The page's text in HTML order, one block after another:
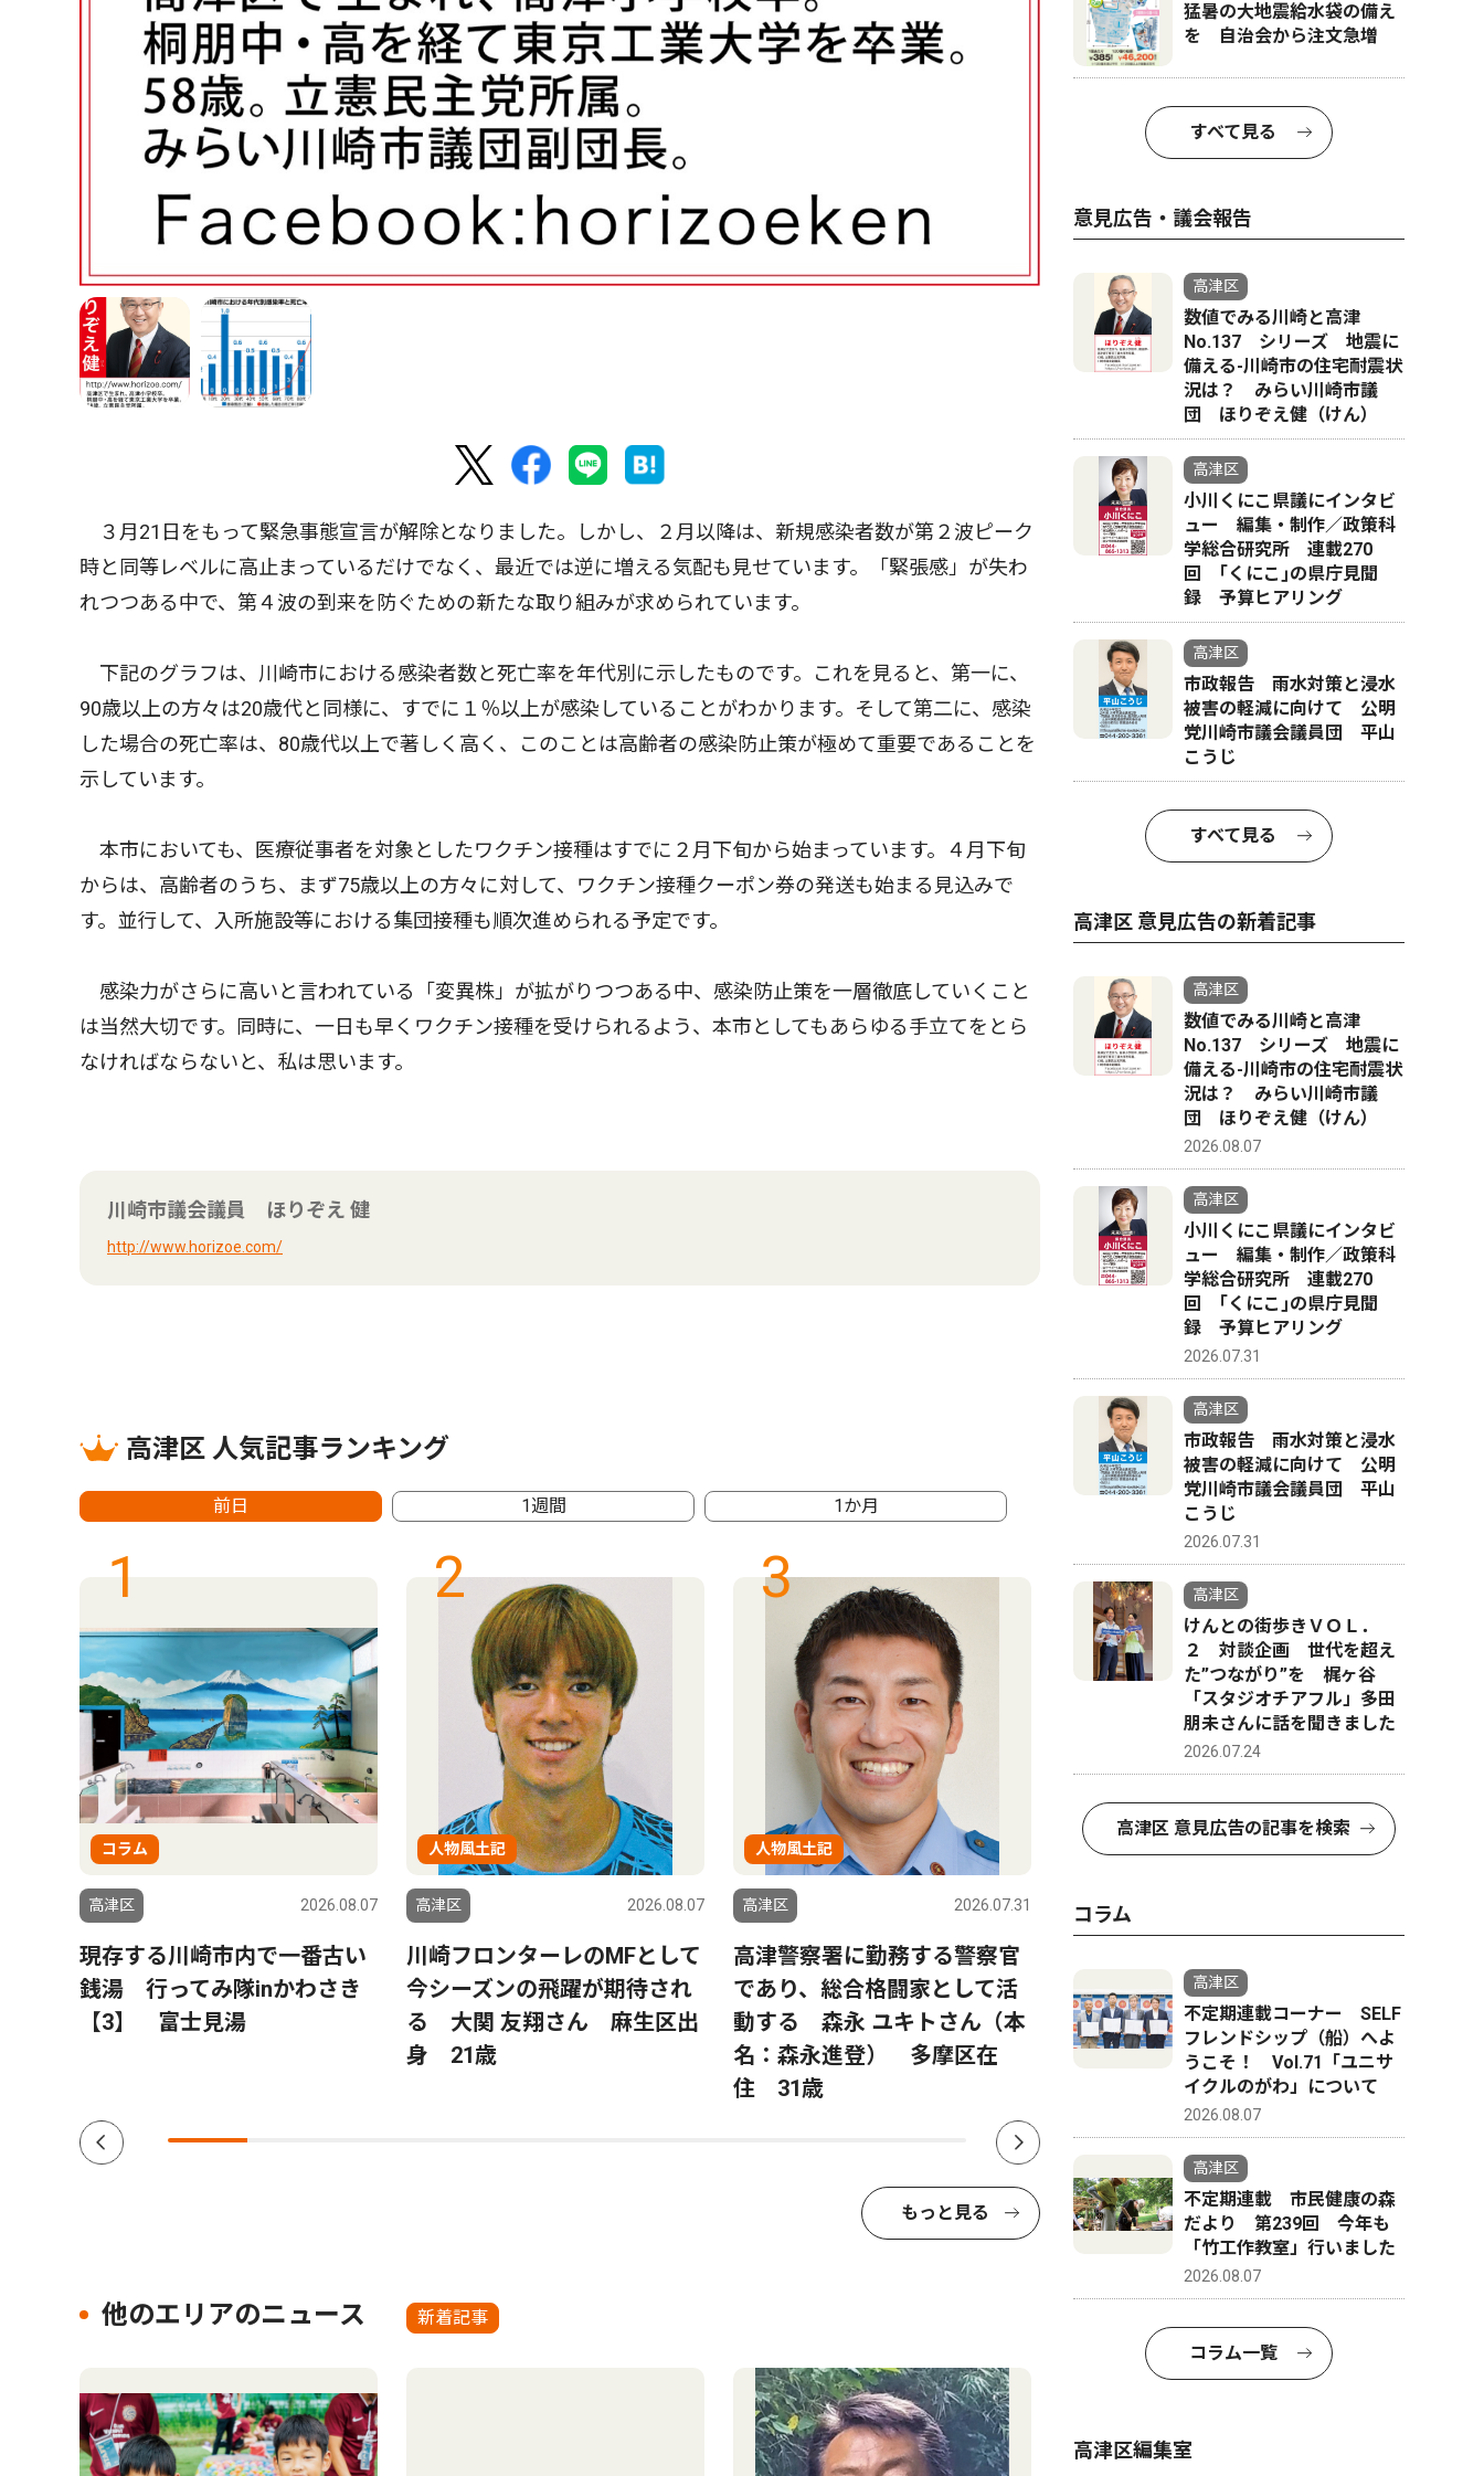
３月21日をもって緊急事態宣言が解除となりました。しかし、２月以降は、新規感染者数が第２波ピーク
時と同等レベルに高止まっているだけでなく、最近では逆に増える気配も見せています。「緊張感」が失わ
れつつある中で、第４波の到来を防ぐための新たな取り組みが求められています。
下記のグラフは、川崎市における感染者数と死亡率を年代別に示したものです。これを見ると、第一に、
90歳以上の方々は20歳代と同様に、すでに１％以上が感染していることがわかります。そして第二に、感染
した場合の死亡率は、80歳代以上で著しく高く、このことは高齢者の感染防止策が極めて重要であることを
示しています。
本市においても、医療従事者を対象としたワクチン接種はすでに２月下旬から始まっています。４月下旬
からは、高齢者のうち、まず75歳以上の方々に対して、ワクチン接種クーポン券の発送も始まる見込みで
す。並行して、入所施設等における集団接種も順次進められる予定です。
感染力がさらに高いと言われている「変異株」が拡がりつつある中、感染防止策を一層徹底していくこと
は当然大切です。同時に、一日も早くワクチン接種を受けられるよう、本市としてもあらゆる手立てをとら
なければならないと、私は思います。
川崎市議会議員 ほりぞえ 健
http://www.horizoe.com/
高津区 人気記事ランキング
前日 1週間 1か月
1
コラム
高津区 2026.08.07
現存する川崎市内で一番古い
銭湯 行ってみ隊inかわさき
【3】 富士見湯
2
人物風土記
高津区 2026.08.07
川崎フロンターレのMFとして
今シーズンの飛躍が期待され
る 大関 友翔さん 麻生区出
身 21歳
3
人物風土記
高津区 2026.07.31
高津警察署に勤務する警察官
であり、総合格闘家として活
動する 森永 ユキトさん（本
名：森永進登） 多摩区在
住 31歳
4
スポーツ
高津区
ブ 「無理ない活動」で全国
へ 独自のチーム運営、形に
「ニトリ
かに
もっと見る
他のエリアのニュース 新着記事
猛暑の大地震給水袋の備え
を 自治会から注文急増
すべて見る
意見広告・議会報告
高津区
数値でみる川崎と高津
No.137 シリーズ 地震に
備える-川崎市の住宅耐震状
況は？ みらい川崎市議
団 ほりぞえ健（けん）
高津区
小川くにこ県議にインタビ
ュー 編集・制作／政策科
学総合研究所 連載270
回 ｢くにこ｣の県庁見聞
録 予算ヒアリング
高津区
市政報告 雨水対策と浸水
被害の軽減に向けて 公明
党川崎市議会議員団 平山
こうじ
すべて見る
高津区 意見広告の新着記事
高津区
数値でみる川崎と高津
No.137 シリーズ 地震に
備える-川崎市の住宅耐震状
況は？ みらい川崎市議
団 ほりぞえ健（けん）
2026.08.07
高津区
小川くにこ県議にインタビ
ュー 編集・制作／政策科
学総合研究所 連載270
回 ｢くにこ｣の県庁見聞
録 予算ヒアリング
2026.07.31
高津区
市政報告 雨水対策と浸水
被害の軽減に向けて 公明
党川崎市議会議員団 平山
こうじ
2026.07.31
高津区
けんとの街歩きＶＯＬ．
２ 対談企画 世代を超え
た”つながり”を 梶ヶ谷
「スタジオチアフル」多田
朋未さんに話を聞きました
2026.07.24
高津区 意見広告の記事を検索
コラム
高津区
不定期連載コーナー SELF
フレンドシップ（船）へよ
うこそ！ Vol.71「ユニサ
イクルのがわ」について
2026.08.07
高津区
不定期連載 市民健康の森
だより 第239回 今年も
「竹工作教室」行いました
2026.08.07
コラム一覧
高津区編集室